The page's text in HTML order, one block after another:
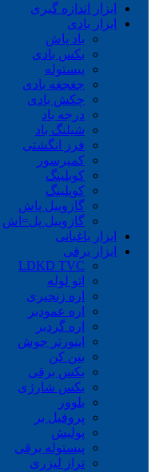
ابزار اندازه گیری
ابزار بادی
باد پاش
بکس بادی
پیستوله
جغجغه بادی
چکش بادی
درجه باد
شیلنگ باد
فرز انگشتی
کمپرسور
کوبلینگ
کوپلینگ
گازوییل پاش
گازوییل پل=اش
ابزار باغبانی
ابزار برقی
LDKD TVC
اتو لوله
اره زنجیری
اره عمودبر
اره گردبر
اینورتر جوش
بتن کن
بکس برقی
بکس شارژی
بلوور
پروفیل بر
پولیش
پیستوله برقی
تراز لیزری